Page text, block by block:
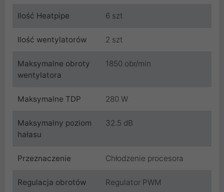
Ilość Heatpipe 6 szt
Ilość wentylatorów 2 szt
Maksymalne obroty
wentylatora
1850 obr/min
Maksymalne TDP 280 W
Maksymalny poziom
hałasu
32.5 dB
Przeznaczenie Chłodzenie procesora
Regulacja obrotów Regulator PWM